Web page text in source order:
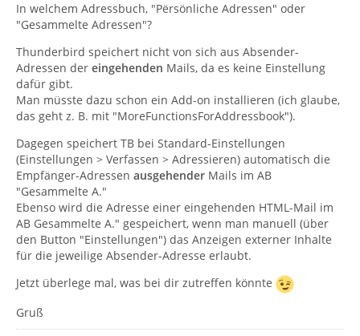
In welchem Adressbuch, "Përsönliche Adressen" oder
"Gesammelte Adressen"?
Thunderbird speichert nicht von sich aus Absender-
Adressen der eingehenden Mails, da es keine Einstellung
dafür gibt.
Man müsste dazu schon ein Add-on installieren (ich glaube,
das geht z. B. mit "MoreFunctionsForAddressbook").
Dagegen speichert TB bei Standard-Einstellungen
(Einstellungen > Verfassen > Adressieren) automatisch die
Empfänger-Adressen ausgehender Mails im AB
"Gesammelte A."
Ebenso wird die Adresse einer eingehenden HTML-Mail im
AB Gesammelte A." gespeichert, wenn man manuell (über
den Button "Einstellungen") das Anzeigen externer Inhalte
für die jeweilige Absender-Adresse erlaubt.
Jetzt überlege mal, was bei dir zutreffen könnte
Gruß